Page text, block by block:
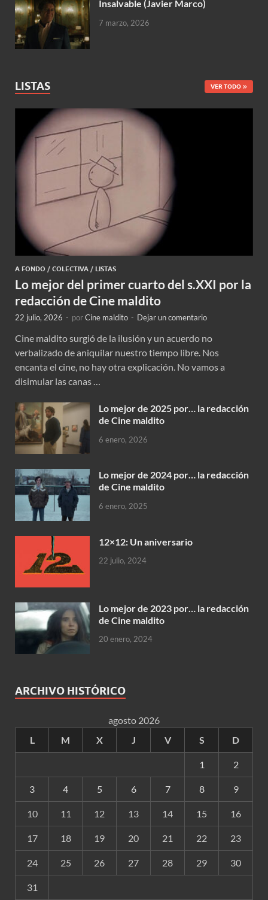
Insalvable (Javier Marco)
7 marzo, 2026
LISTAS VER TODO
A FONDO / COLECTIVA / LISTAS
Lo mejor del primer cuarto del s.XXI por la
redacción de Cine maldito
22 julio, 2026 - porCine maldito - Dejar un comentario
Cine maldito surgió de la ilusión y un acuerdo no
verbalizado de aniquilar nuestro tiempo libre. Nos
encanta el cine, no hay otra explicación. No vamos a
disimular las canas …
Lo mejor de 2025 por… la redacción
de Cine maldito
6 enero, 2026
Lo mejor de 2024 por… la redacción
de Cine maldito
6 enero, 2025
12×12: Un aniversario
22 julio, 2024
Lo mejor de 2023 por… la redacción
de Cine maldito
20 enero, 2024
ARCHIVO HISTÓRICO
agosto 2026
L
M X J V S D
1 2
3 4 5 6 7 8 9
10 11 12 13 14 15 16
17 18 19 20 21 22 23
24 25 26 27 28 29 30
31